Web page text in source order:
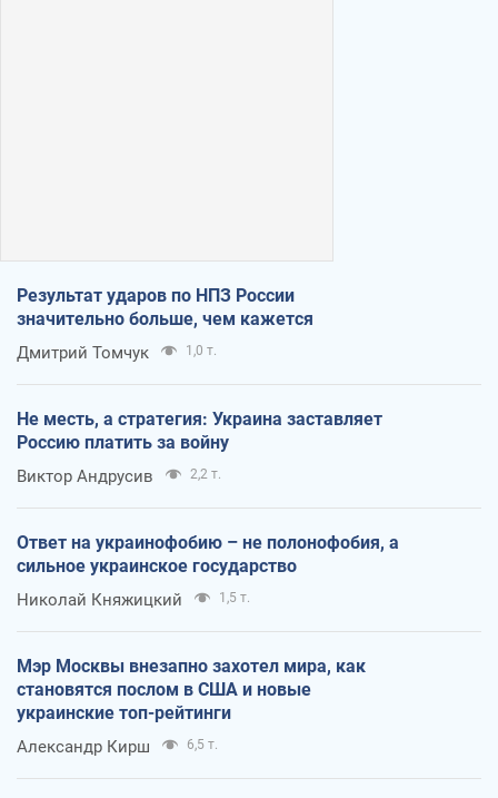
Результат ударов по НПЗ России
значительно больше, чем кажется
Дмитрий Томчук 1,0 т.
Не месть, а стратегия: Украина заставляет
Россию платить за войну
Виктор Андрусив 2,2 т.
Ответ на украинофобию – не полонофобия, а
сильное украинское государство
Николай Княжицкий 1,5 т.
Мэр Москвы внезапно захотел мира, как
становятся послом в США и новые
украинские топ-рейтинги
Александр Кирш 6,5 т.